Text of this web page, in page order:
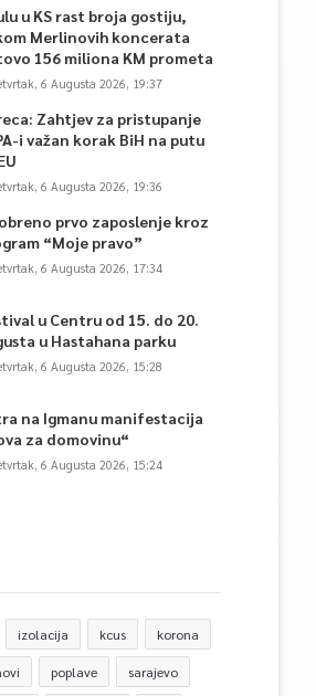
u KS rast broja gostiju,
Merlinovih koncerata
156 miliona KM prometa
6 Augusta 2026, 19:37
Zahtjev za pristupanje
i važan korak BiH na putu
6 Augusta 2026, 19:36
prvo zaposlenje kroz
“Moje pravo”
6 Augusta 2026, 17:34
u Centru od 15. do 20.
u Hastahana parku
6 Augusta 2026, 15:28
na Igmanu manifestacija
za domovinu“
6 Augusta 2026, 15:24
izolacija kcus korona
poplave sarajevo